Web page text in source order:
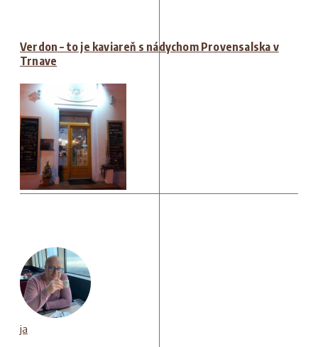
Verdon – to je kaviareň s nádychom Provensalska v
Trnave
ja